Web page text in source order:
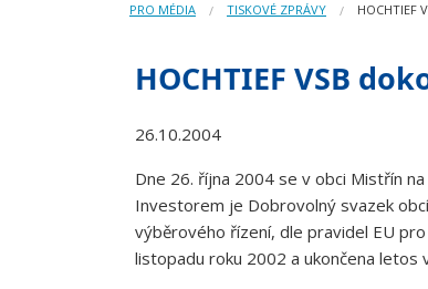
PRO MÉDIA TISKOVÉ ZPRÁVY HOCHTIEF
HOCHTIEF VSB
26.10.2004
Dne 26. října 2004 se v obci Mistřín
Investorem je Dobrovolný svazek
výběrového řízení, dle pravidel EU
listopadu roku 2002 a ukončena letos